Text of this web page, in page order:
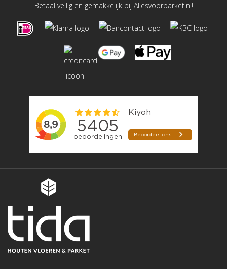
Betaal veilig en gemakkelijk bij Allesvoorparket.nl!